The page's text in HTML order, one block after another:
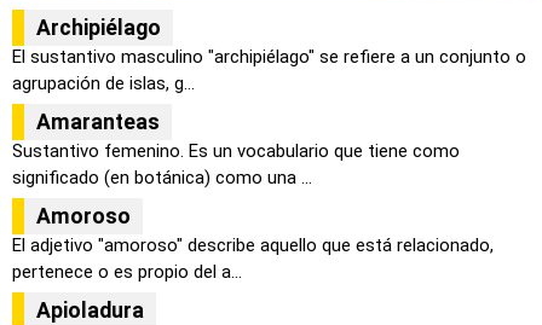
Archipiélago
El sustantivo masculino "archipiélago" se refiere a un conjunto o
agrupación de islas, g...
Amaranteas
Sustantivo femenino. Es un vocabulario que tiene como
significado (en botánica) como una ...
Amoroso
El adjetivo "amoroso" describe aquello que está relacionado,
pertenece o es propio del a...
Apioladura